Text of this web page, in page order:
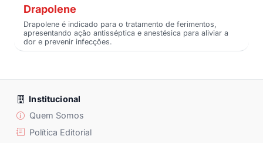
Drapolene
Drapolene é indicado para o tratamento de ferimentos,
apresentando ação antisséptica e anestésica para aliviar a
dor e prevenir infecções.
Institucional
Quem Somos
Política Editorial